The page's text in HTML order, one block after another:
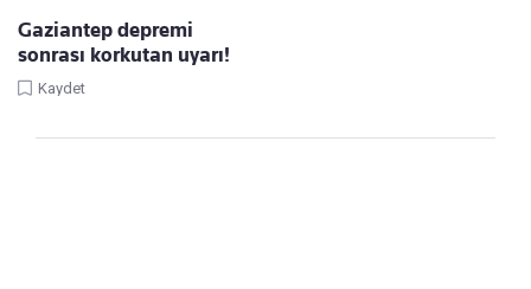
Gaziantep depremi
sonrası korkutan uyarı!
Kaydet